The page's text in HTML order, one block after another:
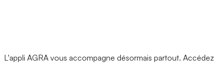
L'appli AGRA vous accompagne désormais partout. Accédez